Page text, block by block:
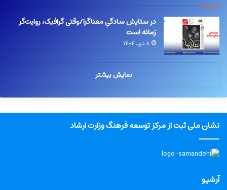
در ستایش سادگیِ معناگرا/وقتی گرافیک، روایت‌گر
زمانه است
۸ دی, ۱۴۰۴
نمایش بیشتر
نشان ملی ثبت از مرکز توسعه فرهنگ وزارت ارشاد
آرشیو